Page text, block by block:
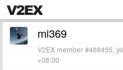
mi369
V2EX member #488455,
+08:00